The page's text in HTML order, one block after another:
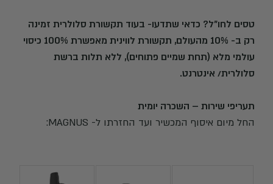
טסים לחו"ל? כדאי שתדעו- בעוד תקשורת סלולרית זמינה
רק ב- 10% מהעולם, תקשורת לווינית מאפשרת 100% כיסוי
עולמי מלא (תחת שמיים פתוחים), ללא תלות ברשת
סלולרית/ אינטרנט.
תעריפי שירות – השכרה יומית
החל מיום איסוף המכשיר ועד החזרתו ל- MAGNUS: